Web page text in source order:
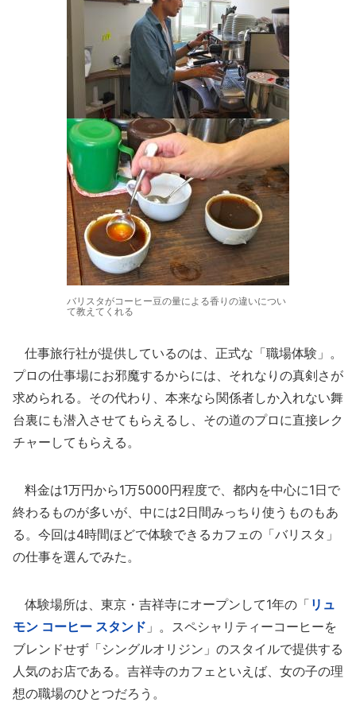
バリスタがコーヒー豆の量による香りの違いについ
て教えてくれる
仕事旅行社が提供しているのは、正式な「職場体験」。
プロの仕事場にお邪魔するからには、それなりの真剣さが
求められる。その代わり、本来なら関係者しか入れない舞
台裏にも潜入させてもらえるし、その道のプロに直接レク
チャーしてもらえる。
料金は1万円から1万5000円程度で、都内を中心に1日で
終わるものが多いが、中には2日間みっちり使うものもあ
る。今回は4時間ほどで体験できるカフェの「バリスタ」
の仕事を選んでみた。
体験場所は、東京・吉祥寺にオープンして1年の「 リュ
モン コーヒー スタンド 」。スペシャリティーコーヒーを
ブレンドせず「シングルオリジン」のスタイルで提供する
人気のお店である。吉祥寺のカフェといえば、女の子の理
想の職場のひとつだろう。